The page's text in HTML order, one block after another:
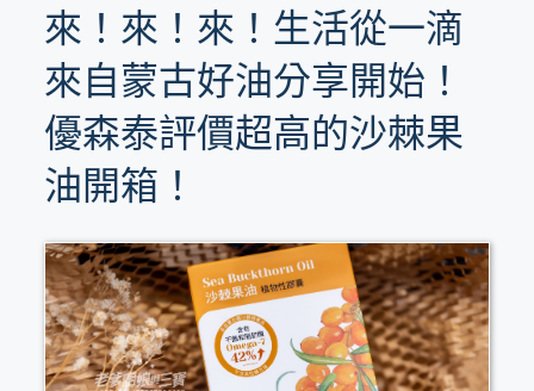
來！來！來！生活從一滴
來自蒙古好油分享開始！
優森泰評價超高的沙棘果
油開箱！